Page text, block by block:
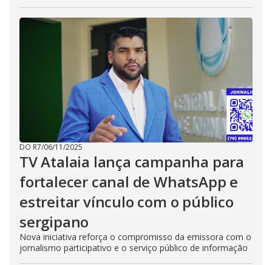
DO R7/06/11/2025
TV Atalaia lança campanha para
fortalecer canal de WhatsApp e
estreitar vínculo com o público
sergipano
Nova iniciativa reforça o compromisso da emissora com o
jornalismo participativo e o serviço público de informação